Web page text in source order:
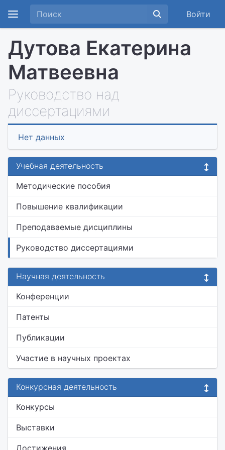
Войти
Дутова Екатерина
Матвеевна
Руководство над
диссертациями
Нет данных
Учебная деятельность
Методические пособия
Повышение квалификации
Преподаваемые дисциплины
Руководство диссертациями
Научная деятельность
Конференции
Патенты
Публикации
Участие в научных проектах
Конкурсная деятельность
Конкурсы
Выставки
Достижения